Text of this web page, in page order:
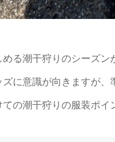
る潮干狩りのシーズン
に意識が向きますが、
の潮干狩りの服装ポイ